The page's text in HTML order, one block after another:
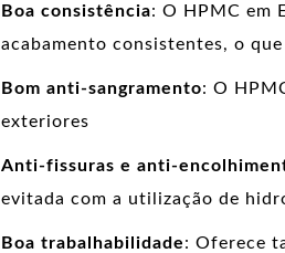
Boa consistência: O HPMC em
acabamento consistentes, o
Bom anti-sangramento: O
exteriores
Anti-fissuras e anti-
evitada com a utilização de
Boa trabalhabilidade: Oferece